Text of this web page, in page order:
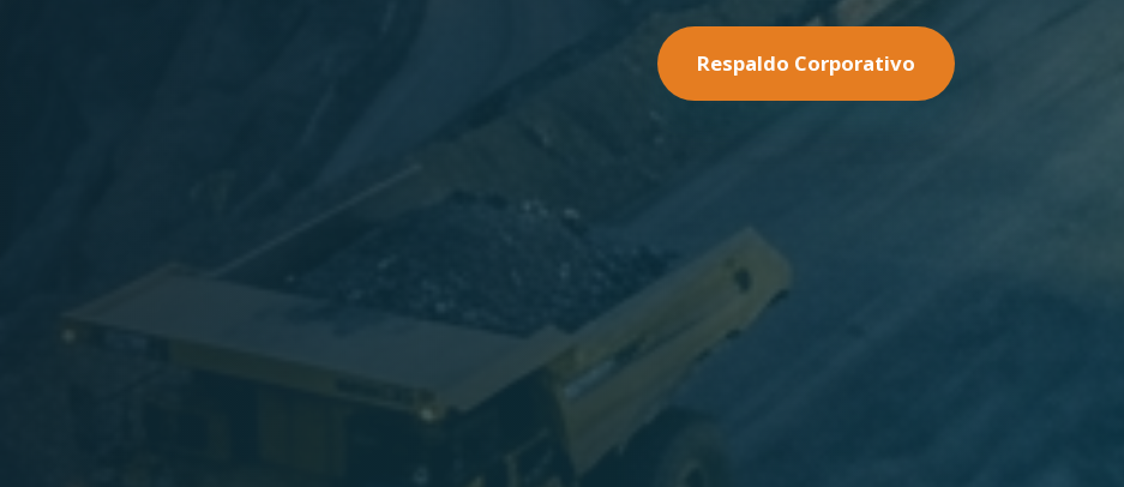
Nuestras Soluciones